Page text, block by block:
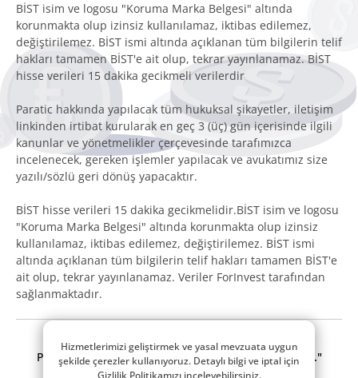
BİST isim ve logosu "Koruma Marka Belgesi" altında
korunmakta olup izinsiz kullanılamaz, iktibas edilemez,
değiştirilemez. BİST ismi altında açıklanan tüm bilgilerin telif
hakları tamamen BİST'e ait olup, tekrar yayınlanamaz. BİST
hisse verileri 15 dakika gecikmeli verilerdir
Paratic hakkında yapılacak tüm hukuksal şikayetler, iletişim
linkinden irtibat kurularak en geç 3 (üç) gün içerisinde ilgili
kanunlar ve yönetmelikler çerçevesinde tarafımızca
incelenecek, gereken işlemler yapılacak ve avukatımız size
yazılı/sözlü geri dönüş yapacaktır.
BİST hisse verileri 15 dakika gecikmelidir.BİST isim ve logosu
"Koruma Marka Belgesi" altında korunmakta olup izinsiz
kullanılamaz, iktibas edilemez, değiştirilemez. BİST ismi
altında açıklanan tüm bilgilerin telif hakları tamamen BİST'e
ait olup, tekrar yayınlanamaz. Veriler ForInvest tarafından
sağlanmaktadır.
© 2014 - 2026 Tüm hakları saklıdır.
Paratic.com, bir"RSS Interactive Bilişim Tic. Ltd. Şti."
iştirakidir.
Hizmetlerimizi geliştirmek ve yasal mevzuata uygun
şekilde çerezler kullanıyoruz. Detaylı bilgi ve iptal için
Gizlilik Politikamızı inceleyebilirsiniz.